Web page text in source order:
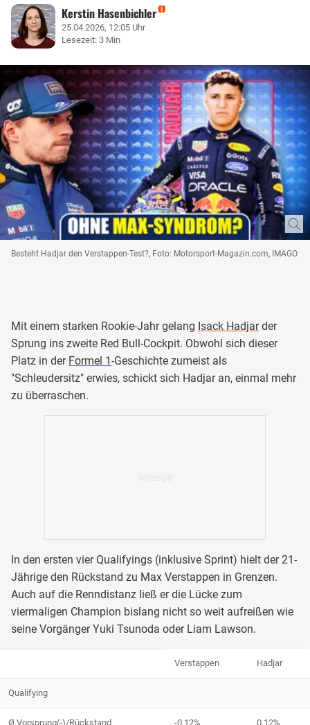
Kerstin Hasenbichler
25.04.2026, 12:05 Uhr
Lesezeit: 3 Min
Besteht Hadjar den Verstappen-Test?, Foto: Motorsport-Magazin.com, IMAGO
Mit einem starken Rookie-Jahr gelang Isack Hadjarder
Sprung ins zweite Red Bull-Cockpit. Obwohl sich dieser
Platz in der Formel 1-Geschichte zumeist als
"Schleudersitz" erwies, schickt sich Hadjar an, einmal mehr
zu überraschen.
In den ersten vier Qualifyings (inklusive Sprint) hielt der 21-
Jährige den Rückstand zu Max Verstappen in Grenzen.
Auch auf die Renndistanz ließ er die Lücke zum
viermaligen Champion bislang nicht so weit aufreißen wie
seine Vorgänger Yuki Tsunoda oder Liam Lawson.
Verstappen Hadjar
Qualifying
Ø Vorsprung(-)/Rückstand -0,12% 0,12%